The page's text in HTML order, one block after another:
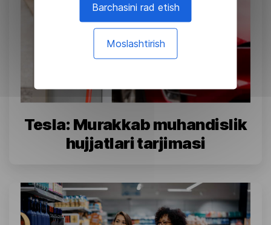
Barchasini rad etish
Moslashtirish
Tesla: Murakkab muhandislik
hujjatlari tarjimasi